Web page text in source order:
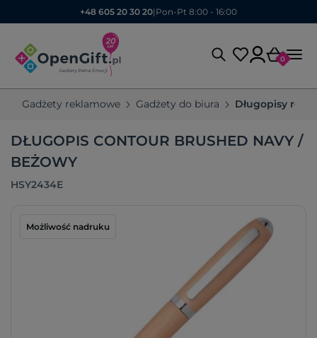
+48 605 20 30 20| Pon-Pt 8:00 - 16:00
0
Gadżety reklamowe Gadżety do biura Długopisy
DŁUGOPIS CONTOUR BRUSHED NAVY /
BEŻOWY
HSY2434E
Możliwość nadruku